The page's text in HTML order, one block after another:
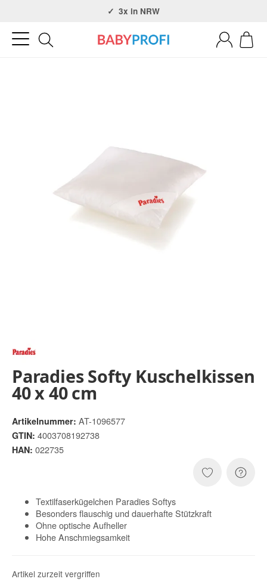
Über 30 Jahre Erfahrung 3x in NRW
Paradies Softy Kuschelkissen
40 x 40 cm
Artikelnummer: AT-1096577
GTIN: 4003708192738
HAN: 022735
Textilfaserkügelchen Paradies Softys
Besonders flauschig und dauerhafte Stützkraft
Ohne optische Aufheller
Hohe Anschmiegsamkeit
Artikel zurzeit vergriffen